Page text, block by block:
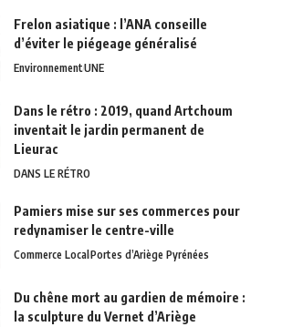
Frelon asiatique : l’ANA conseille
d’éviter le piégeage généralisé
EnvironnementUNE
Dans le rétro : 2019, quand Artchoum
inventait le jardin permanent de
Lieurac
DANS LE RÉTRO
Pamiers mise sur ses commerces pour
redynamiser le centre-ville
Commerce LocalPortes d’Ariège Pyrénées
Du chêne mort au gardien de mémoire :
la sculpture du Vernet d’Ariège